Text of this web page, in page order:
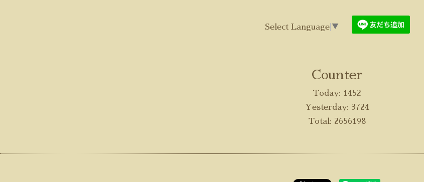
Select Language ▼
Counter
Today: 1452
Yesterday: 3724
Total: 2656198